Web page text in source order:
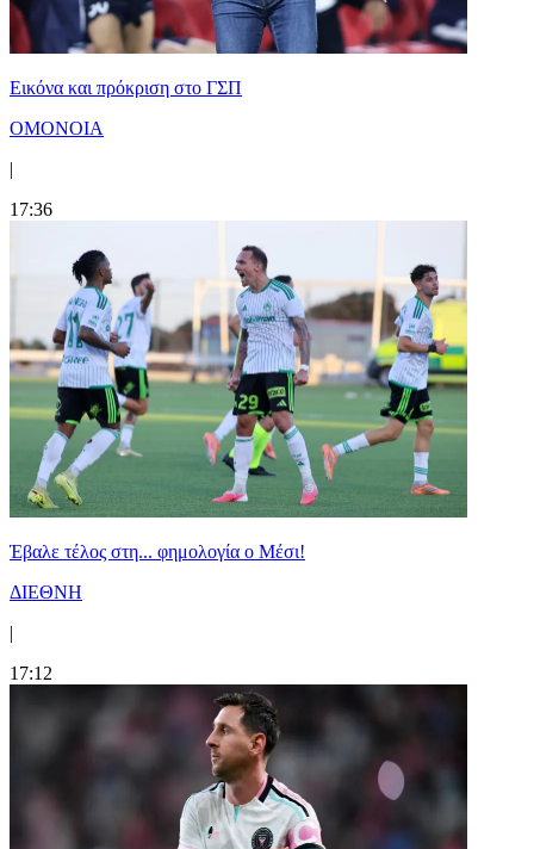
Εικόνα και πρόκριση στο ΓΣΠ
ΟΜΟΝΟΙΑ
|
17:36
Έβαλε τέλος στη... φημολογία o Μέσι!
ΔΙΕΘΝΗ
|
17:12